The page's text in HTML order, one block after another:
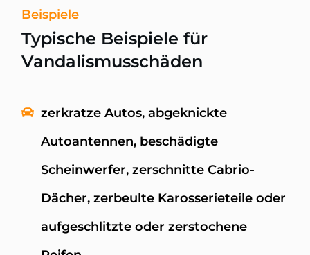
Beispiele
Typische Beispiele für
Vandalismusschäden
zerkratze Autos, abgeknickte
Autoantennen, beschädigte
Scheinwerfer, zerschnitte Cabrio-
Dächer, zerbeulte Karosserieteile oder
aufgeschlitzte oder zerstochene